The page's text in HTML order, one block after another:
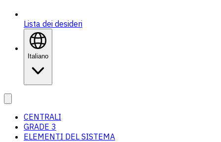
Lista dei desideri
Italiano
CENTRALI
GRADE 3
ELEMENTI DEL SISTEMA